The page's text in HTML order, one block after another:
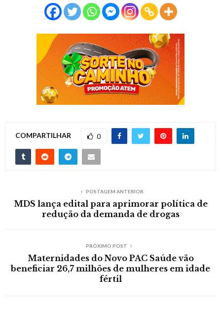
COMPARTILHAR 0
POSTAGEM ANTERIOR
MDS lança edital para aprimorar política de
redução da demanda de drogas
PRÓXIMO POST
Maternidades do Novo PAC Saúde vão
beneficiar 26,7 milhões de mulheres em idade
fértil